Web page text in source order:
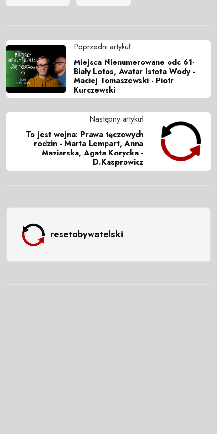
Poprzedni artykuł
Miejsca Nienumerowane odc 61-
Biały Lotos, Avatar Istota Wody -
Maciej Tomaszewski - Piotr
Kurczewski
Następny artykuł
To jest wojna: Prawa tęczowych
rodzin - Marta Lempart, Anna
Maziarska, Agata Korycka -
D.Kasprowicz
resetobywatelski